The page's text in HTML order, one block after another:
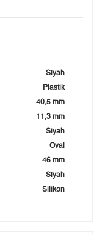
Siyah
Plastik
40,5 mm
11,3 mm
Siyah
Oval
46 mm
Siyah
Silikon